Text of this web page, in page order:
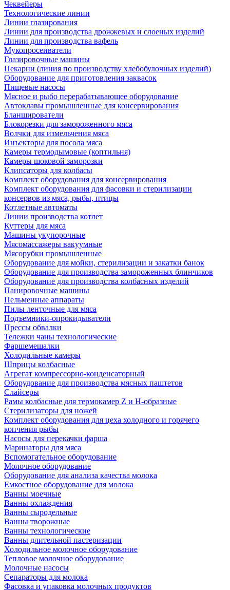
Чеквейеры
Технологические линии
Линии глазирования
Линии для производства дрожжевых и слоеных изделий
Линии для производства вафель
Мукопросеиватели
Глазировочные машины
Пекарни (линия по производству хлебобулочных изделий)
Оборудование для приготовления заквасок
Пищевые насосы
Мясное и рыбо перерабатывающее оборудование
Автоклавы промышленные для консервирования
Бланширователи
Блокорезки для замороженного мяса
Волчки для измельчения мяса
Инъекторы для посола мяса
Камеры термодымовые (коптильня)
Камеры шоковой заморозки
Клипсаторы для колбасы
Комплект оборудования для консервирования
Комплект оборудования для фасовки и стерилизации
консервов из мяса, рыбы, птицы
Котлетные автоматы
Линии производства котлет
Куттеры для мяса
Машины укупорочные
Мясомассажеры вакуумные
Мясорубки промышленные
Оборудование для мойки, стерилизации и закатки банок
Оборудование для производства замороженных блинчиков
Оборудование для производства колбасных изделий
Панировочные машины
Пельменные аппараты
Пилы ленточные для мяса
Подъемники-опрокидыватели
Прессы обвалки
Тележки чаны технологические
Фаршемешалки
Холодильные камеры
Шприцы колбасные
Агрегат компрессорно-конденсаторный
Оборудование для производства мясных паштетов
Слайсеры
Рамы колбасные для термокамер Z и H-образные
Стерилизаторы для ножей
Комплект оборудования для цеха холодного и горячего
копчения рыбы
Насосы для перекачки фарша
Маринаторы для мяса
Вспомогательное оборудование
Молочное оборудование
Оборудование для анализа качества молока
Емкостное оборудование для молока
Ванны моечные
Ванны охлаждения
Ванны сыродельные
Ванны творожные
Ванны технологические
Ванны длительной пастеризации
Холодильное молочное оборудование
Тепловое молочное оборудование
Молочные насосы
Сепараторы для молока
Фасовка и упаковка молочных продуктов